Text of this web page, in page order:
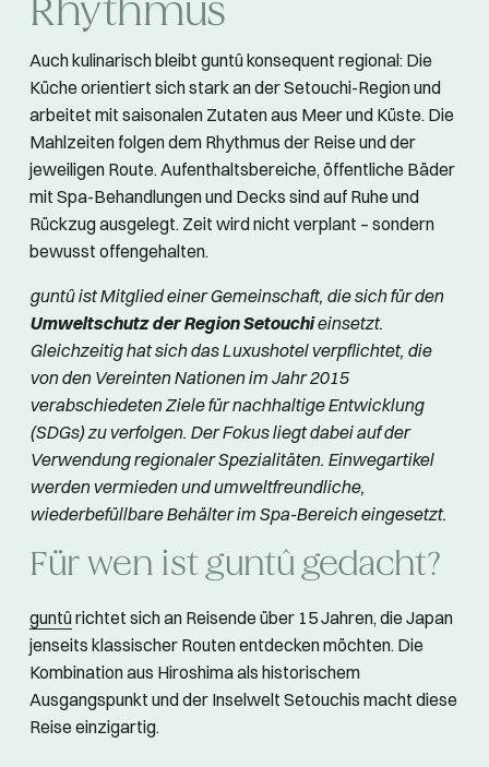
Rhythmus
Auch kulinarisch bleibt guntû konsequent regional: Die
Küche orientiert sich stark an der Setouchi-Region und
arbeitet mit saisonalen Zutaten aus Meer und Küste. Die
Mahlzeiten folgen dem Rhythmus der Reise und der
jeweiligen Route. Aufenthaltsbereiche, öffentliche Bäder
mit Spa-Behandlungen und Decks sind auf Ruhe und
Rückzug ausgelegt. Zeit wird nicht verplant – sondern
bewusst offengehalten.
guntû ist Mitglied einer Gemeinschaft, die sich für den
Umweltschutz der Region Setouchieinsetzt.
Gleichzeitig hat sich das Luxushotel verpflichtet, die
von den Vereinten Nationen im Jahr 2015
verabschiedeten Ziele für nachhaltige Entwicklung
(SDGs) zu verfolgen. Der Fokus liegt dabei auf der
Verwendung regionaler Spezialitäten. Einwegartikel
werden vermieden und umweltfreundliche,
wiederbefüllbare Behälter im Spa-Bereich eingesetzt.
Für wen ist guntû gedacht?
guntûrichtet sich an Reisende über 15 Jahren, die Japan
jenseits klassischer Routen entdecken möchten. Die
Kombination aus Hiroshima als historischem
Ausgangspunkt und der Inselwelt Setouchis macht diese
Reise einzigartig.